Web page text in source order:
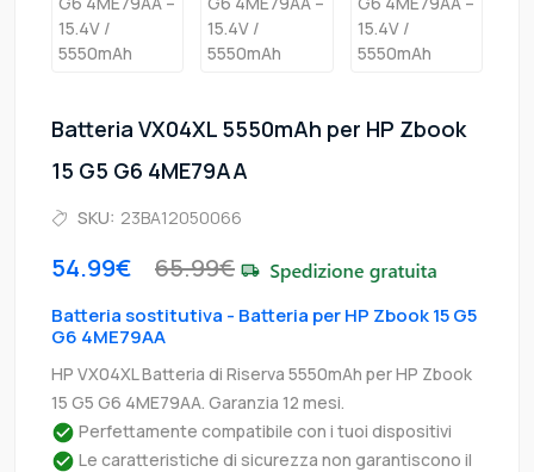
Batteria VX04XL 5550mAh per HP Zbook
15 G5 G6 4ME79AA
SKU: 23BA12050066
54.99€ 65.99€
Batteria sostitutiva - Batteria per HP Zbook 15 G5
G6 4ME79AA
HP VX04XL Batteria di Riserva 5550mAh per HP Zbook
15 G5 G6 4ME79AA. Garanzia 12 mesi.
Perfettamente compatibile con i tuoi dispositivi
Le caratteristiche di sicurezza non garantiscono il